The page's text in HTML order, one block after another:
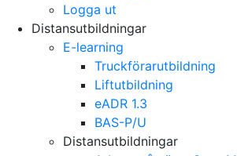
Logga ut
Distansutbildningar
E-learning
Truckförarutbildning
Liftutbildning
eADR 1.3
BAS-P/U
Distansutbildningar